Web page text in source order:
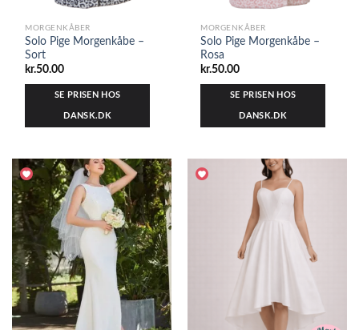
MORGENKÅBER
Solo Pige Morgenkåbe –
Sort
kr.50.00
SE PRISEN HOS
DANSK.DK
MORGENKÅBER
Solo Pige Morgenkåbe –
Rosa
kr.50.00
SE PRISEN HOS
DANSK.DK